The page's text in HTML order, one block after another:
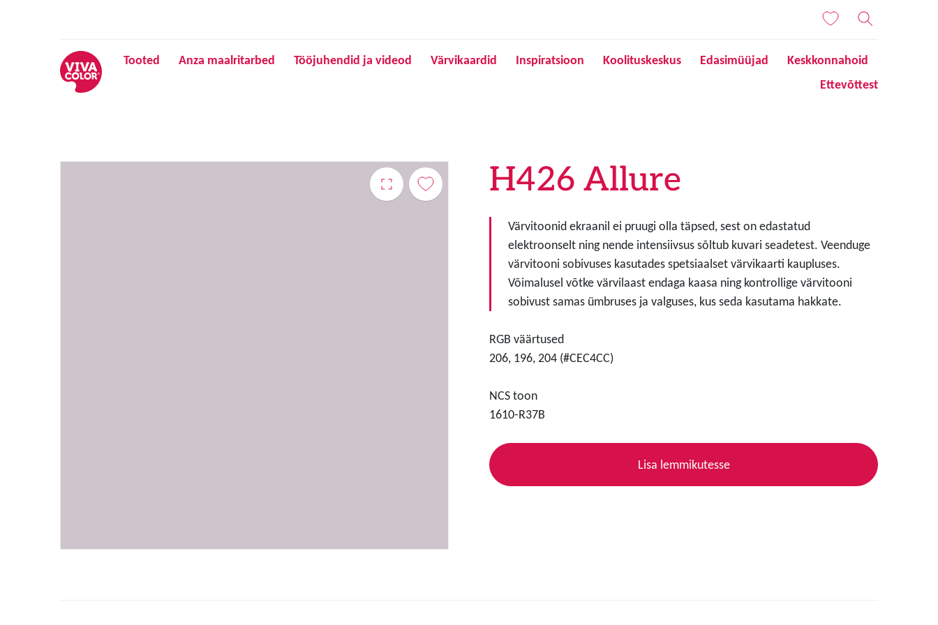
Tooted Anza maalritarbed Tööjuhendid ja videod Värvikaardid Inspiratsioon Koolituskeskus Edasimüüjad
Keskkonnahoid
Ettevõttest
H426 Allure
Värvitoonid ekraanil ei pruugi olla täpsed, sest on edastatud
elektroonselt ning nende intensiivsus sõltub kuvari seadetest. Veenduge
värvitooni sobivuses kasutades spetsiaalset värvikaarti kaupluses.
Võimalusel võtke värvilaast endaga kaasa ning kontrollige värvitooni
sobivust samas ümbruses ja valguses, kus seda kasutama hakkate.
RGB väärtused
206, 196, 204 (#CEC4CC)
NCS toon
1610-R37B
Lisa lemmikutesse